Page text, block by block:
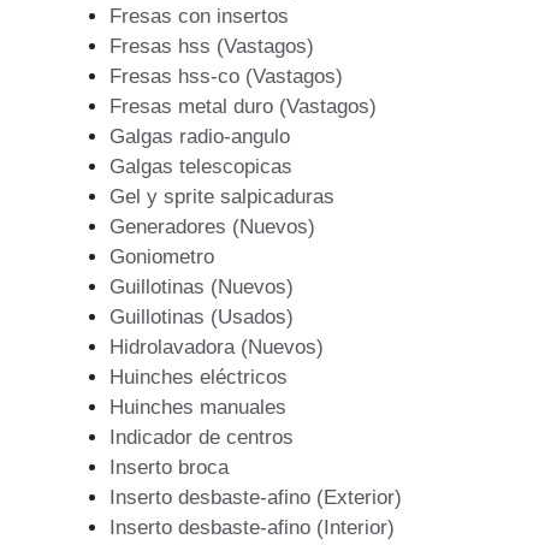
Fresas con insertos
Fresas hss (Vastagos)
Fresas hss-co (Vastagos)
Fresas metal duro (Vastagos)
Galgas radio-angulo
Galgas telescopicas
Gel y sprite salpicaduras
Generadores (Nuevos)
Goniometro
Guillotinas (Nuevos)
Guillotinas (Usados)
Hidrolavadora (Nuevos)
Huinches eléctricos
Huinches manuales
Indicador de centros
Inserto broca
Inserto desbaste-afino (Exterior)
Inserto desbaste-afino (Interior)